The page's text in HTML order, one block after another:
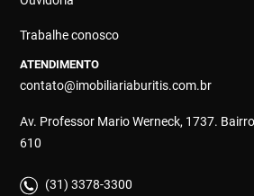
Trabalhe conosco
ATENDIMENTO
contato@imobiliariaburitis.com.br
Av. Professor Mario Werneck, 1737.
610
(31) 3378-3300